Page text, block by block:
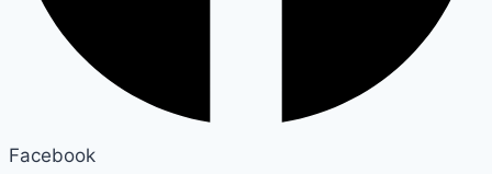
Facebook